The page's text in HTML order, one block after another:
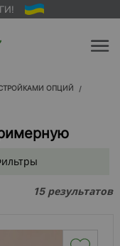
Вход |
О
Доставка
ОПЦИЙ
15результатов